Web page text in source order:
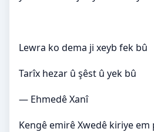
Lewra ko dema ji xeyb fek bû
Tarîx hezar û şêst û yek bû
— Ehmedê Xanî
Kengê emirê Xwedê kiriye em